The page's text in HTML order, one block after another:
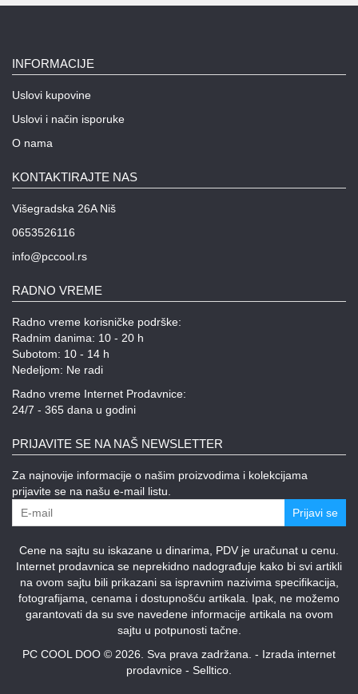
INFORMACIJE
Uslovi kupovine
Uslovi i način isporuke
O nama
KONTAKTIRAJTE NAS
Višegradska 26A Niš
0653526116
info@pccool.rs
RADNO VREME
Radno vreme korisničke podrške:
Radnim danima: 10 - 20 h
Subotom: 10 - 14 h
Nedeljom: Ne radi
Radno vreme Internet Prodavnice:
24/7 - 365 dana u godini
PRIJAVITE SE NA NAŠ NEWSLETTER
Za najnovije informacije o našim proizvodima i kolekcijama
prijavite se na našu e-mail listu.
Prijavi se
Cene na sajtu su iskazane u dinarima, PDV je uračunat u cenu.
Internet prodavnica se neprekidno nadograđuje kako bi svi artikli
na ovom sajtu bili prikazani sa ispravnim nazivima specifikacija,
fotografijama, cenama i dostupnošću artikala. Ipak, ne možemo
garantovati da su sve navedene informacije artikala na ovom
sajtu u potpunosti tačne.
PC COOL DOO © 2026. Sva prava zadržana. - Izrada internet
prodavnice - Selltico.